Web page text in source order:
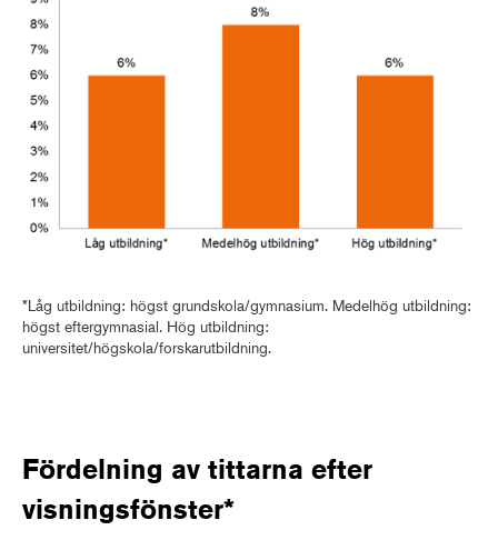
*Låg utbildning: högst grundskola/gymnasium. Medelhög utbildning:
högst eftergymnasial. Hög utbildning:
universitet/högskola/forskarutbildning.
Fördelning av tittarna efter
visningsfönster*